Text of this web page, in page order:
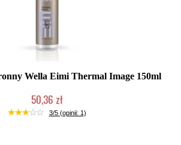
Wella Eimi Thermal Image 150ml
50,36 zł
Duża ilość (wysyłka w 24h)
3/5 (opinii: 1)